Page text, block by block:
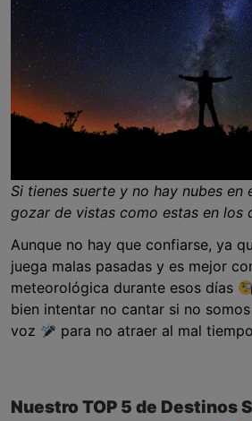
Si tienes suerte y no hay nubes en
gozar de vistas como estas en los
Aunque no hay que confiarse, ya
juega malas pasadas y es mejor
meteorológica durante esos días
bien intentar no cantar si no
voz
para no atraer al mal tiempo
Nuestro TOP 5 de Destinos